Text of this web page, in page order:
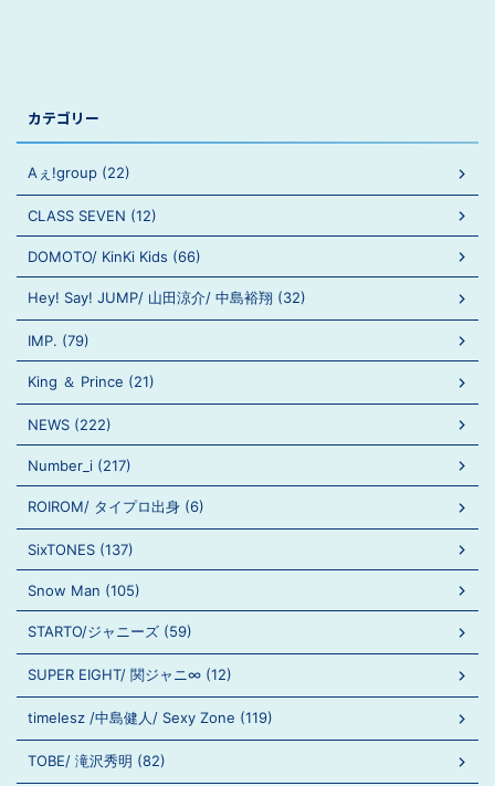
カテゴリー
Aぇ!group (22)
CLASS SEVEN (12)
DOMOTO/ KinKi Kids (66)
Hey! Say! JUMP/ 山田涼介/ 中島裕翔 (32)
IMP. (79)
King ＆ Prince (21)
NEWS (222)
Number_i (217)
ROIROM/ タイプロ出身 (6)
SixTONES (137)
Snow Man (105)
STARTO/ジャニーズ (59)
SUPER EIGHT/ 関ジャニ∞ (12)
timelesz /中島健人/ Sexy Zone (119)
TOBE/ 滝沢秀明 (82)